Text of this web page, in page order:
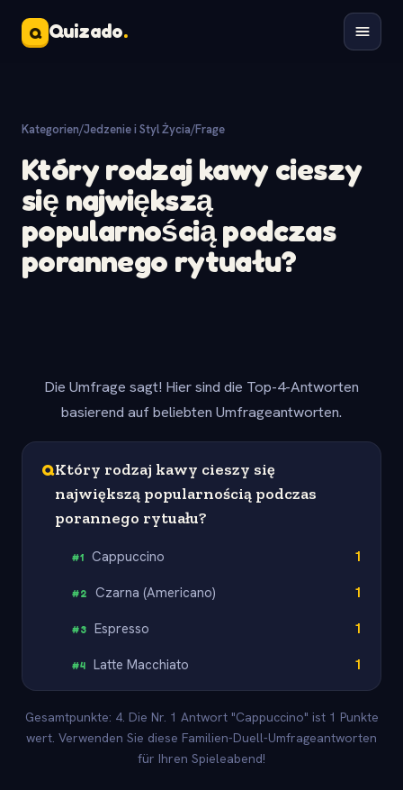
Q Quizado.
Kategorien/Jedzenie i Styl Życia/Frage
Który rodzaj kawy cieszy
się największą
popularnością podczas
porannego rytuału?
Die Umfrage sagt! Hier sind die Top-4-Antworten
basierend auf beliebten Umfrageantworten.
QKtóry rodzaj kawy cieszy się
największą popularnością podczas
porannego rytuału?
#1 Cappuccino 1
#2 Czarna (Americano) 1
#3 Espresso 1
#4 Latte Macchiato 1
Gesamtpunkte: 4. Die Nr. 1 Antwort "Cappuccino" ist 1 Punkte
wert. Verwenden Sie diese Familien-Duell-Umfrageantworten
für Ihren Spieleabend!